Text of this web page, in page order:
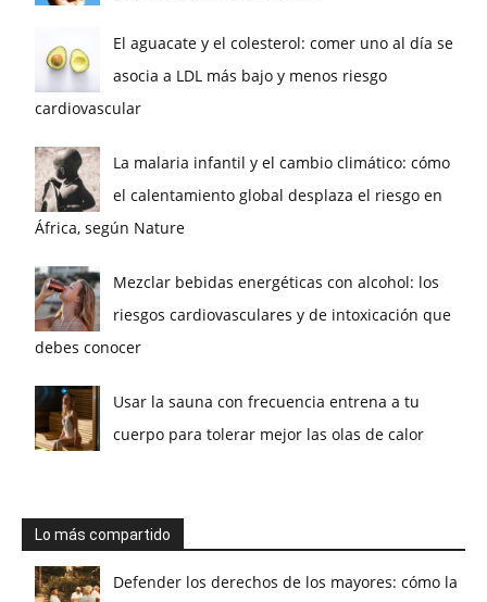
El aguacate y el colesterol: comer uno al día se
asocia a LDL más bajo y menos riesgo
cardiovascular
La malaria infantil y el cambio climático: cómo
el calentamiento global desplaza el riesgo en
África, según Nature
Mezclar bebidas energéticas con alcohol: los
riesgos cardiovasculares y de intoxicación que
debes conocer
Usar la sauna con frecuencia entrena a tu
cuerpo para tolerar mejor las olas de calor
Lo más compartido
Defender los derechos de los mayores: cómo la